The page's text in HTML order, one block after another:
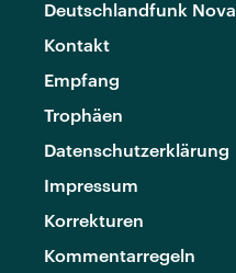
Deutschlandfunk Nova
Kontakt
Empfang
Trophäen
Datenschutzerklärung
Impressum
Korrekturen
Kommentarregeln